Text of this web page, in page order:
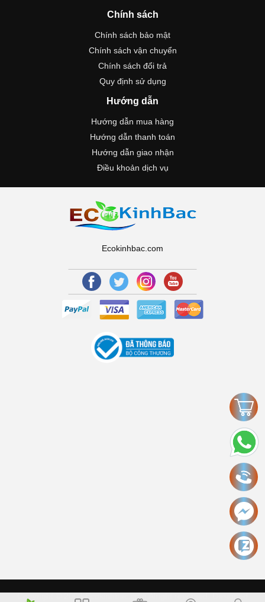
Chính sách
Chính sách bảo mật
Chính sách vận chuyển
Chính sách đổi trả
Quy định sử dụng
Hướng dẫn
Hướng dẫn mua hàng
Hướng dẫn thanh toán
Hướng dẫn giao nhận
Điều khoản dịch vụ
Ecokinhbac.com